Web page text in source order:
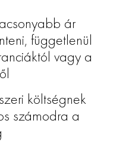
ár
függetlenül
vagy a
költségnek
számodra a